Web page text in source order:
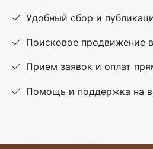
Удобный сбор и
Поисковое продвижение
Прием заявок и оплат
Помощь и поддержка на